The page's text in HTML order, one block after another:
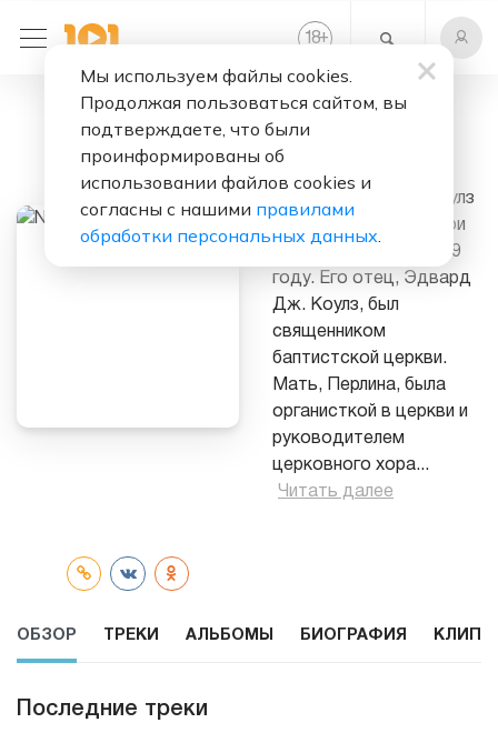
18+
Nat King Cole
Натаниэль Адамс Коулз
родился в Монтгомери
(штат Алабама) в 1919
году. Его отец, Эдвард
Дж. Коулз, был
священником
баптистской церкви.
Мать, Перлина, была
органисткой в церкви и
руководителем
церковного хора...
Читать далее
ОБЗОР ТРЕКИ АЛЬБОМЫ БИОГРАФИЯ КЛИПЫ
Последние треки
Мы используем файлы cookies.
Продолжая пользоваться сайтом, вы
подтверждаете, что были
проинформированы об
использовании файлов cookies и
согласны с нашими правилами
обработки персональных данных.